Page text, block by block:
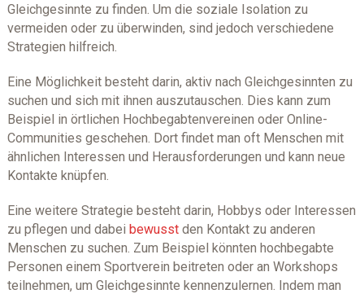
Gleichgesinnte zu finden. Um die soziale Isolation zu
vermeiden oder zu überwinden, sind jedoch verschiedene
Strategien hilfreich.
Eine Möglichkeit besteht darin, aktiv nach Gleichgesinnten zu
suchen und sich mit ihnen auszutauschen. Dies kann zum
Beispiel in örtlichen Hochbegabtenvereinen oder Online-
Communities geschehen. Dort findet man oft Menschen mit
ähnlichen Interessen und Herausforderungen und kann neue
Kontakte knüpfen.
Eine weitere Strategie besteht darin, Hobbys oder Interessen
zu pflegen und dabei bewusstden Kontakt zu anderen
Menschen zu suchen. Zum Beispiel könnten hochbegabte
Personen einem Sportverein beitreten oder an Workshops
teilnehmen, um Gleichgesinnte kennenzulernen. Indem man